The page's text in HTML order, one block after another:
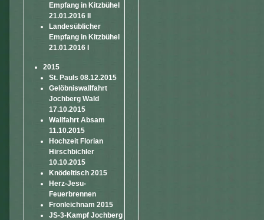
Empfang in Kitzbühel
21.01.2016 II
Landesüblicher
Empfang in Kitzbühel
21.01.2016 I
2015
St. Pauls 08.12.2015
Gelöbniswallfahrt
Jochberg Wald
17.10.2015
Wallfahrt Absam
11.10.2015
Hochzeit Florian
Hirschbichler
10.10.2015
Knödeltisch 2015
Herz-Jesu-
Feuerbrennen
Fronleichnam 2015
JS-3-Kampf Jochberg